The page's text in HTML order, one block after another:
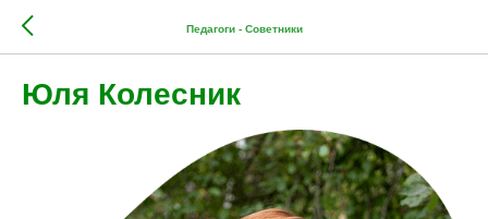
Педагоги - Советники
Юля Колесник